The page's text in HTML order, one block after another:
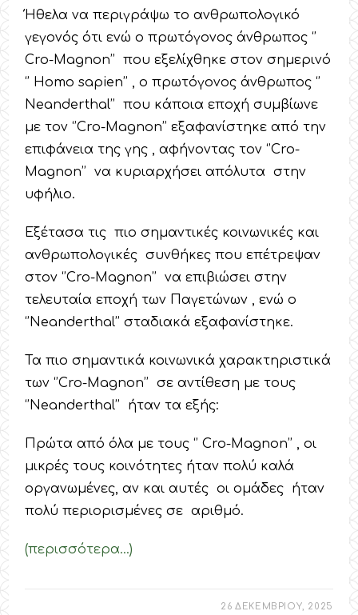
Ήθελα να περιγράψω το ανθρωπολογικό
γεγονός ότι ενώ ο πρωτόγονος άνθρωπος ‘’
Cro-Magnon’’ που εξελίχθηκε στον σημερινό
‘’ Homo sapien’’ , ο πρωτόγονος άνθρωπος ‘’
Neanderthal’’ που κάποια εποχή συμβίωνε
με τον ‘’Cro-Magnon’’ εξαφανίστηκε από την
επιφάνεια της γης , αφήνοντας τον ‘’Cro-
Magnon’’ να κυριαρχήσει απόλυτα στην
υφήλιο.
Εξέτασα τις πιο σημαντικές κοινωνικές και
ανθρωπολογικές συνθήκες που επέτρεψαν
στον ‘’Cro-Magnon’’ να επιβιώσει στην
τελευταία εποχή των Παγετώνων , ενώ ο
‘’Neanderthal’’ σταδιακά εξαφανίστηκε.
Τα πιο σημαντικά κοινωνικά χαρακτηριστικά
των ‘’Cro-Magnon’’ σε αντίθεση με τους
‘’Neanderthal’’ ήταν τα εξής:
Πρώτα από όλα με τους ‘’ Cro-Magnon’’ , οι
μικρές τους κοινότητες ήταν πολύ καλά
οργανωμένες, αν και αυτές οι ομάδες ήταν
πολύ περιορισμένες σε αριθμό.
(περισσότερα…)
26 ΔΕΚΕΜΒΡΙΟΥ, 2025